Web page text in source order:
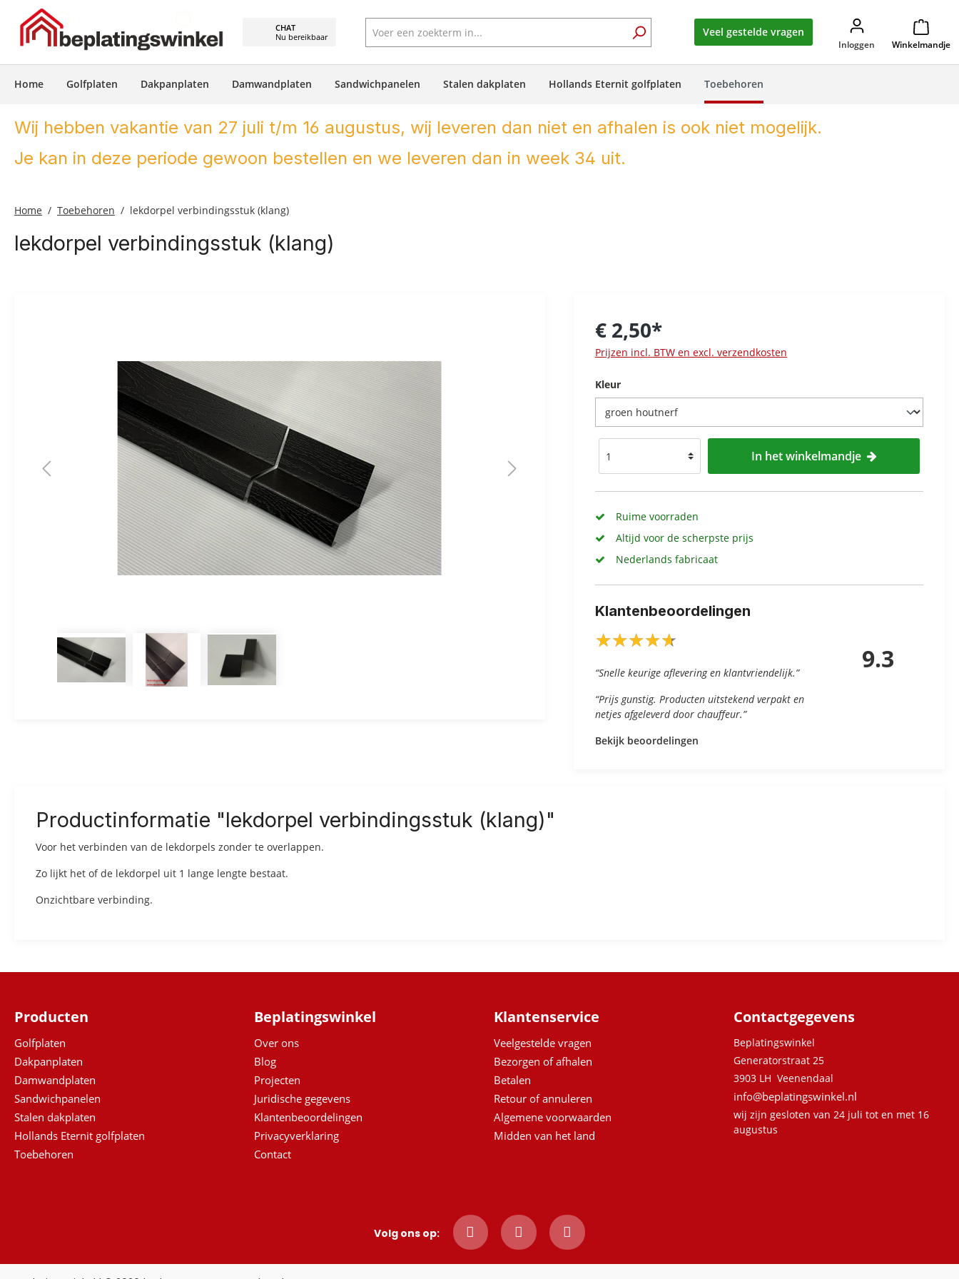
CHAT
Nu bereikbaar
Veel gestelde vragen
Inloggen Winkelmandje
Home Golfplaten Dakpanplaten Damwandplaten Sandwichpanelen Stalen dakplaten Hollands Eternit golfplaten Toebehoren
Wij hebben vakantie van 27 juli t/m 16 augustus, wij leveren dan niet en afhalen is ook niet mogelijk.
Je kan in deze periode gewoon bestellen en we leveren dan in week 34 uit.
Home Toebehoren lekdorpel verbindingsstuk (klang)
lekdorpel verbindingsstuk (klang)
€ 2,50*
Prijzen incl. BTW en excl. verzendkosten
Kleur
In het winkelmandje
Ruime voorraden
Altijd voor de scherpste prijs
Nederlands fabricaat
Klantenbeoordelingen
★★★★★
★★★★★
“Snelle keurige aflevering en klantvriendelijk.”
“Prijs gunstig. Producten uitstekend verpakt en
netjes afgeleverd door chauffeur.”
Bekijk beoordelingen
9.3
Productinformatie "lekdorpel verbindingsstuk (klang)"
Voor het verbinden van de lekdorpels zonder te overlappen.
Zo lijkt het of de lekdorpel uit 1 lange lengte bestaat.
Onzichtbare verbinding.
Producten
Golfplaten
Dakpanplaten
Damwandplaten
Sandwichpanelen
Stalen dakplaten
Hollands Eternit golfplaten
Toebehoren
Beplatingswinkel
Over ons
Blog
Projecten
Juridische gegevens
Klantenbeoordelingen
Privacyverklaring
Contact
Klantenservice
Veelgestelde vragen
Bezorgen of afhalen
Betalen
Retour of annuleren
Algemene voorwaarden
Midden van het land
Contactgegevens
Beplatingswinkel
Generatorstraat 25
3903 LH Veenendaal
info@beplatingswinkel.nl
wij zijn gesloten van 24 juli tot en met 16
augustus
Volg ons op: